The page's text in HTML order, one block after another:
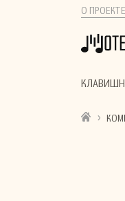
О ПРОЕКТЕ
›